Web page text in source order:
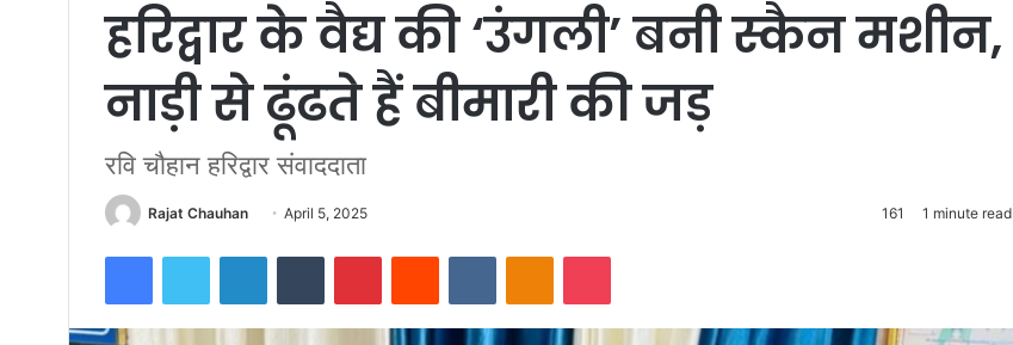
हरिद्वार के वैद्य की ‘उंगली’ बनी स्कैन मशीन,
नाड़ी से ढूंढते हैं बीमारी की जड़
रवि चौहान हरिद्वार संवाददाता
Rajat Chauhan
SendApril 5, 2025 161 1 minute read
FacebookTwitter LinkedInTumblr PinterestReddit VKontakteOdnoklassniki
Pocket